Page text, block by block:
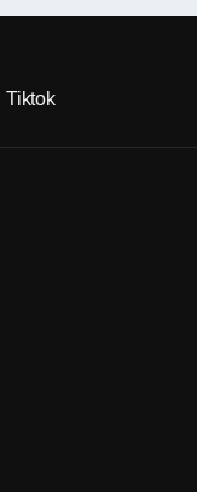
Tiktok